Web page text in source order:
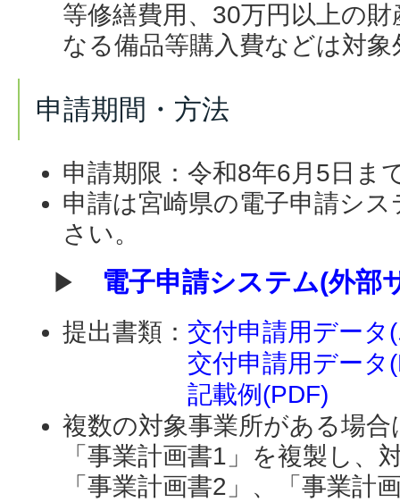
等修繕費用、30万円以上の
なる備品等購入費などは対象
申請期間・方法
申請期限：令和8年6月5日ま
申請は宮崎県の電子申請シ
さい。
▶ 電子申請システム(外部
提出書類： 交付申請用データ
交付申請用データ
記載例(PDF)
複数の対象事業所がある場
「事業計画書1」を複製し、
「事業計画書2」、「事業計